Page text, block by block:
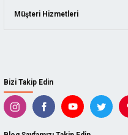
Bizi Takip Edin
Müşteri Hizmetleri